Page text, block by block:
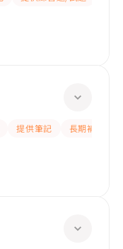
提供筆記
長期補習